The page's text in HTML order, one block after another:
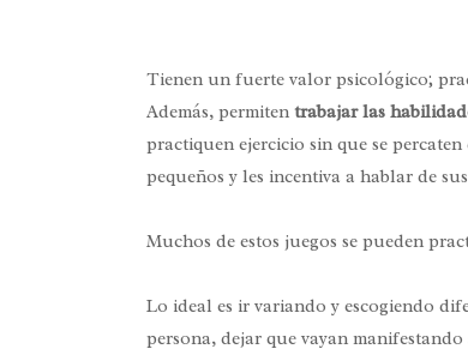
Tienen un fuerte valor psicológico;
Además, permiten trabajar las
practiquen ejercicio sin que se
pequeños y les incentiva a hablar de
Muchos de estos juegos se pueden
Lo ideal es ir variando y escogiendo
persona, dejar que vayan manifestando